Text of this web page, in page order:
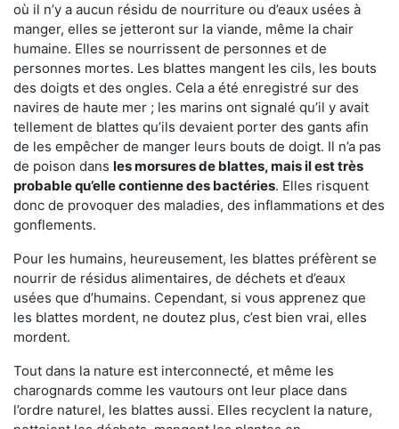
où il n’y a aucun résidu de nourriture ou d’eaux usées à
manger, elles se jetteront sur la viande, même la chair
humaine. Elles se nourrissent de personnes et de
personnes mortes. Les blattes mangent les cils, les bouts
des doigts et des ongles. Cela a été enregistré sur des
navires de haute mer ; les marins ont signalé qu’il y avait
tellement de blattes qu’ils devaient porter des gants afin
de les empêcher de manger leurs bouts de doigt. Il n’a pas
de poison dans les morsures de blattes, mais il est très
probable qu’elle contienne des bactéries. Elles risquent
donc de provoquer des maladies, des inflammations et des
gonflements.
Pour les humains, heureusement, les blattes préfèrent se
nourrir de résidus alimentaires, de déchets et d’eaux
usées que d’humains. Cependant, si vous apprenez que
les blattes mordent, ne doutez plus, c’est bien vrai, elles
mordent.
Tout dans la nature est interconnecté, et même les
charognards comme les vautours ont leur place dans
l’ordre naturel, les blattes aussi. Elles recyclent la nature,